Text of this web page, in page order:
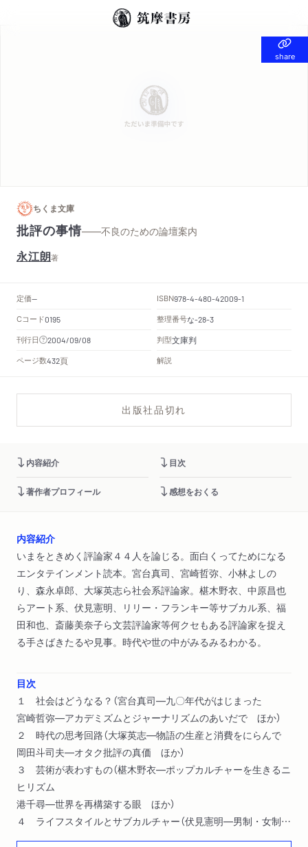
share
share
ちくま文庫
批評の事情——不良のための論壇案内
永江朗著
定価-- ISBN978-4-480-42009-1
Cコード0195 整理番号な-28-3
刊行日 2004/09/08 判型文庫判
ページ数432頁 解説
出版社品切れ
内容紹介 目次
著作者プロフィール 感想をおくる
内容紹介
いまをときめく評論家４４人を論じる。面白くってためになる
エンタテインメント読本。宮台真司、宮崎哲弥、小林よしの
り、森永卓郎、大塚英志ら社会系評論家。椹木野衣、中原昌也
らアート系、伏見憲明、リリー・フランキー等サブカル系、福
田和也、斎藤美奈子ら文芸評論家等何クセもある評論家を捉え
る手さばきたるや見事。時代や世の中がみるみるわかる。
目次
１ 社会はどうなる？（宮台真司―九〇年代がはじまった
宮崎哲弥―アカデミズムとジャーナリズムのあいだで ほか）
２ 時代の思考回路（大塚英志―物語の生産と消費をにらんで
岡田斗司夫―オタク批評の真価 ほか）
３ 芸術が表わすもの（椹木野衣―ポップカルチャーを生きるニ
ヒリズム
港千尋―世界を再構築する眼 ほか）
４ ライフスタイルとサブカルチャー（伏見憲明―男制・女制
松沢呉一―ばかばかしいもので撃つ快感 ほか）